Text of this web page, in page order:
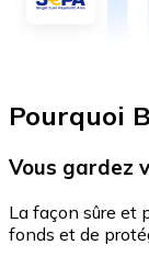
Pourquoi
Vous gardez
La façon sûre et
fonds et de